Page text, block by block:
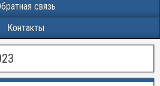
связь
Контакты